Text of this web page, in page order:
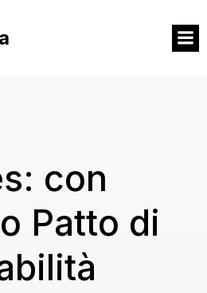
con
Patto di